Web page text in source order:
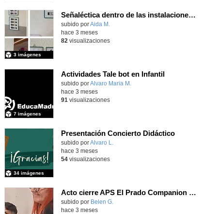
Señaléctica dentro de las instalaciones del centro ordinario
Contenido educativo.
subido porAida M.
3 imágenes
hace 3 meses
82 visualizaciones
Actividades Tale bot en Infantil
subido porAlvaro Maria M.
7 imágenes
hace 3 meses
91 visualizaciones
Presentación Concierto Didáctico
Contenido educativo.
subido porAlvaro L.
34 imágenes
hace 3 meses
54visualizaciones
Acto cierre APS El Prado Companion - Galería de imágenes
subido por Belen G.
hace 3 meses